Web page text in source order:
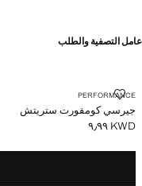
عامل التصفية والطلب
PERFORMANCE
جيرسي كومفورت ستريتش
جيرسي كومفورت ستريتش
السعر الحالي [KWD ٩٫٩٩ ]
KWD ٩٫٩٩